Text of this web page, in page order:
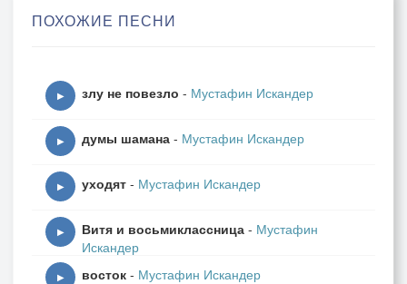
ПОХОЖИЕ ПЕСНИ
▶ злу не повезло - Мустафин Искандер
▶ думы шамана - Мустафин Искандер
▶ уходят - Мустафин Искандер
▶ Витя и восьмиклассница - Мустафин
Искандер
▶ восток - Мустафин Искандер